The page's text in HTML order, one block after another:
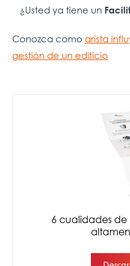
¿Usted ya tiene un
Conozca como arista
gestión de un edificio